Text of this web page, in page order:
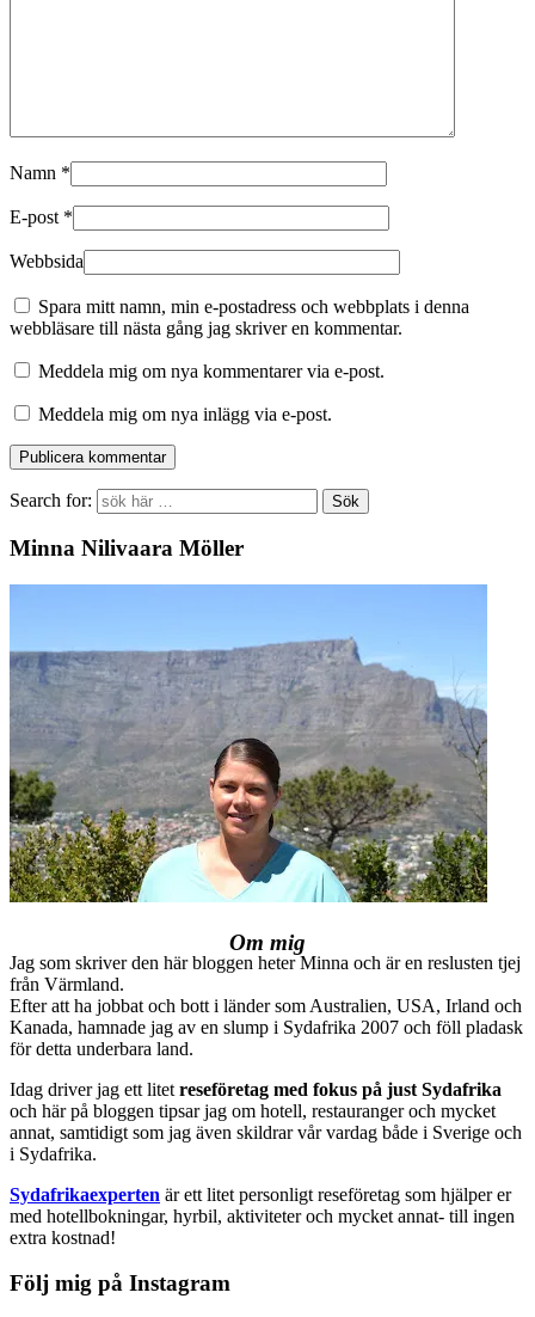
Namn *
E-post *
Webbsida
Spara mitt namn, min e-postadress och webbplats i denna
webbläsare till nästa gång jag skriver en kommentar.
Meddela mig om nya kommentarer via e-post.
Meddela mig om nya inlägg via e-post.
Search for:
Minna Nilivaara Möller
Om mig
Jag som skriver den här bloggen heter Minna och är en reslusten tjej
från Värmland.
Efter att ha jobbat och bott i länder som Australien, USA, Irland och
Kanada, hamnade jag av en slump i Sydafrika 2007 och föll pladask
för detta underbara land.
Idag driver jag ett litet reseföretag med fokus på just Sydafrika
och här på bloggen tipsar jag om hotell, restauranger och mycket
annat, samtidigt som jag även skildrar vår vardag både i Sverige och
i Sydafrika.
Sydafrikaexperten är ett litet personligt reseföretag som hjälper er
med hotellbokningar, hyrbil, aktiviteter och mycket annat- till ingen
extra kostnad!
Följ mig på Instagram